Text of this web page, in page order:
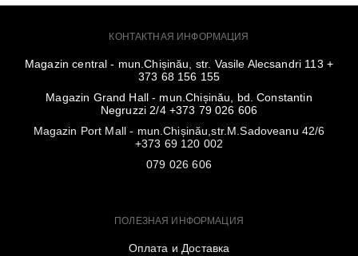
КОНТАКТНАЯ ИНФОРМАЦИЯ
Magazin central - mun.Chișinău, str. Vasile Alecsandri 113 +
373 68 156 155
Magazin Grand Hall - mun.Chișinău, bd. Constantin
Negruzzi 2/4 +373 79 026 606
Magazin Port Mall - mun.Chișinău,str.M.Sadoveanu 42/6
+373 69 120 002
079 026 606
ПОЛЕЗНАЯ ИНФОРМАЦИЯ
Оплата и Доставка